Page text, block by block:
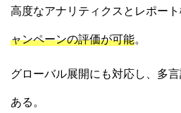
高度なアナリティクスとレポート
ャンペーンの評価が可能。
グローバル展開にも対応し、多
ある。